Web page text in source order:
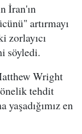
İran'ın
artırmayı
zorlayıcı
söyledi.
Wright
tehdit
yaşadığımız en